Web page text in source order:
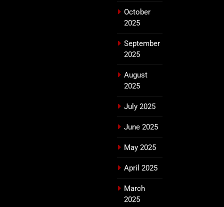
October
2025
September
2025
August
2025
July 2025
June 2025
May 2025
April 2025
March
2025